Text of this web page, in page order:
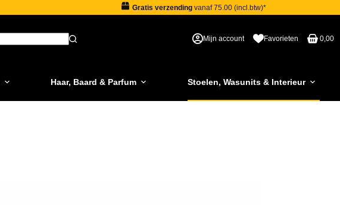
Gratis verzendingvanaf 75.00 (incl.btw)*
Mijn account Favorieten 0,00
Haar, Baard & Parfum Stoelen, Wasunits & Interieur